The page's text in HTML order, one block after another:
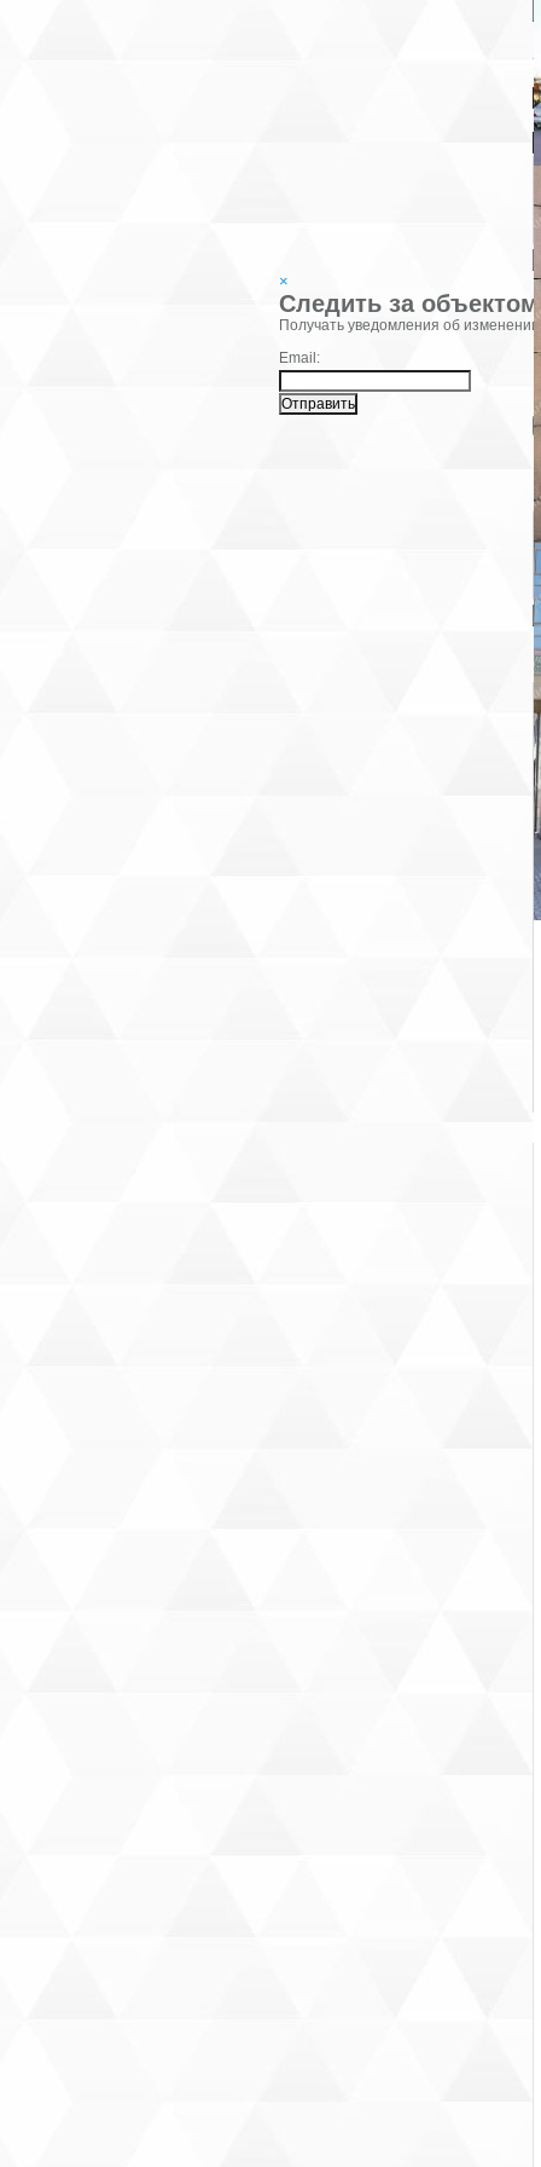
×
Следить за объектом
Фамилия:
Получать уведомления об
Email: